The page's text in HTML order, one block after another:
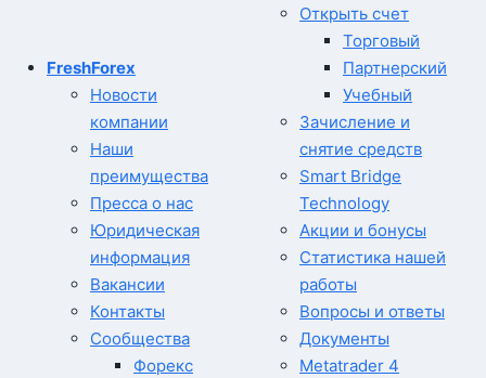
FreshForex
Новости
компании
Наши
преимущества
Пресса о нас
Юридическая
информация
Вакансии
Контакты
Сообщества
Форекс
Открыть счет
Торговый
Партнерский
Учебный
Зачисление и
снятие средств
Smart Bridge
Technology
Акции и бонусы
Статистика нашей
работы
Вопросы и ответы
Документы
Metatrader 4